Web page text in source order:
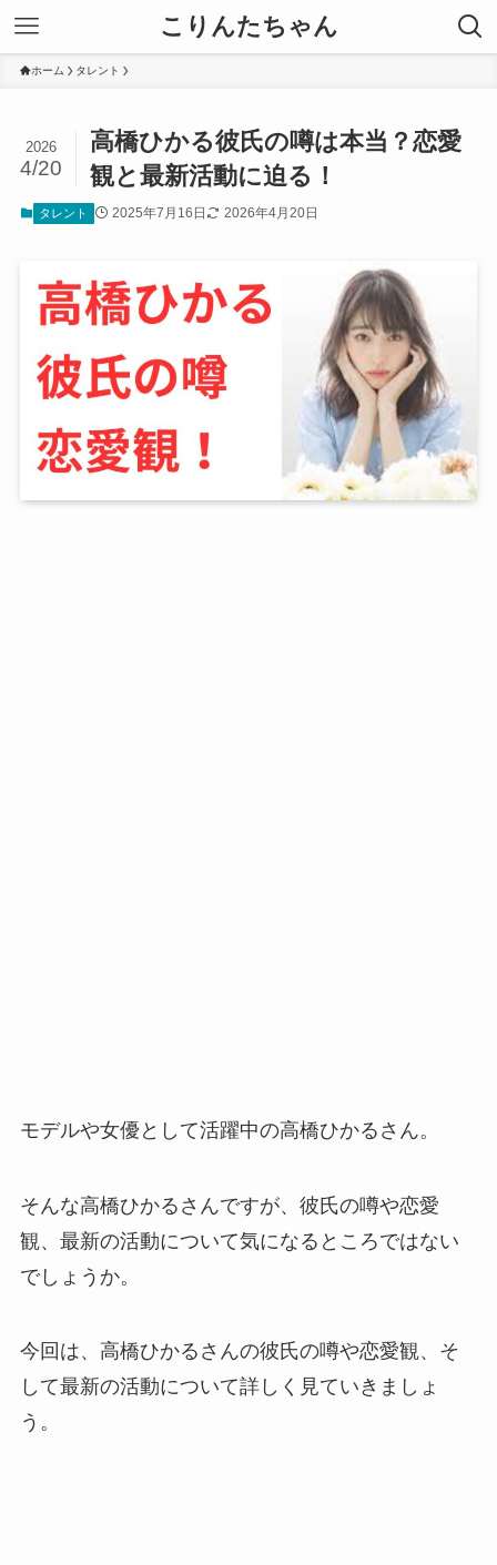
こりんたちゃん
ホーム タレント
高橋ひかる彼氏の噂は本当？恋愛
観と最新活動に迫る！
2026
4/20
タレント 2025年7月16日 2026年4月20日
モデルや女優として活躍中の高橋ひかるさん。
そんな高橋ひかるさんですが、彼氏の噂や恋愛
観、最新の活動について気になるところではない
でしょうか。
今回は、高橋ひかるさんの彼氏の噂や恋愛観、そ
して最新の活動について詳しく見ていきましょ
う。